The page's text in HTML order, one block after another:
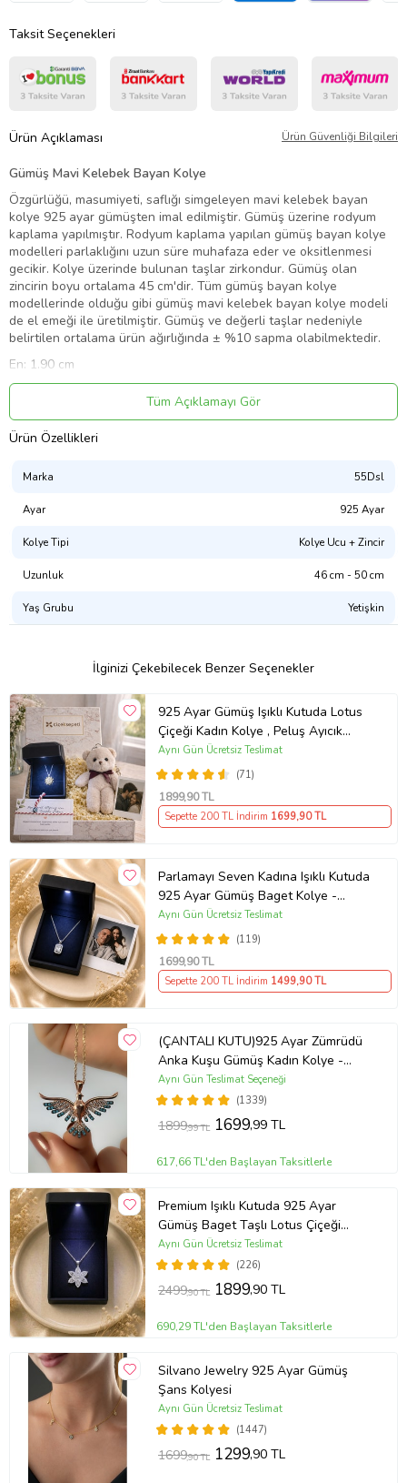
Taksit Seçenekleri
Ürün Açıklaması Ürün Güvenliği Bilgileri
Gümüş Mavi Kelebek Bayan Kolye
Özgürlüğü, masumiyeti, saflığı simgeleyen mavi kelebek bayan
kolye 925 ayar gümüşten imal edilmiştir. Gümüş üzerine rodyum
kaplama yapılmıştır. Rodyum kaplama yapılan gümüş bayan kolye
modelleri parlaklığını uzun süre muhafaza eder ve oksitlenmesi
gecikir. Kolye üzerinde bulunan taşlar zirkondur. Gümüş olan
zincirin boyu ortalama 45 cm'dir. Tüm gümüş bayan kolye
modellerinde olduğu gibi gümüş mavi kelebek bayan kolye modeli
de el emeği ile üretilmiştir. Gümüş ve değerli taşlar nedeniyle
belirtilen ortalama ürün ağırlığında ± %10 sapma olabilmektedir.
En: 1.90 cm
Boy: 1.70 cm
Ort. Ağırlık: 2.50 gr.
Tüm Açıklamayı Gör
Ürün Özellikleri
Marka 55Dsl
Ayar 925 Ayar
Kolye Tipi Kolye Ucu + Zincir
Uzunluk 46 cm - 50 cm
Yaş Grubu Yetişkin
İlginizi Çekebilecek Benzer Seçenekler
925 Ayar Gümüş Işıklı Kutuda Lotus
Çiçeği Kadın Kolye , Peluş Ayıcık
Anahtarlık Marteniçka Bileklik,
Polaroid Fotoğraf Hediye
(71)
Aynı Gün Ücretsiz Teslimat
1899,90 TL
Sepette 200 TL İndirim 1699,90 TL
Parlamayı Seven Kadına Işıklı Kutuda
925 Ayar Gümüş Baget Kolye -
Kişiye Özel Fotoğraf Hediye
(119)
Aynı Gün Ücretsiz Teslimat
1699,90 TL
Sepette 200 TL İndirim 1499,90 TL
(ÇANTALI KUTU)925 Ayar Zümrüdü
Anka Kuşu Gümüş Kadın Kolye -
MAVİ
(1339)
Aynı Gün Teslimat Seçeneği
1899,99 TL 1699,99 TL
617,66 TL'den Başlayan Taksitlerle
Premium Işıklı Kutuda 925 Ayar
Gümüş Baget Taşlı Lotus Çiçeği
Kolye
(226)
Aynı Gün Ücretsiz Teslimat
2499,90 TL 1899,90 TL
690,29 TL'den Başlayan Taksitlerle
Silvano Jewelry 925 Ayar Gümüş
Şans Kolyesi
(1447)
Aynı Gün Ücretsiz Teslimat
1699,90 TL 1299,90 TL